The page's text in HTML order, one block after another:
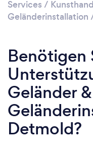
Services /
Geländerinstallation
Benötigen
Geländer &
Detmold?